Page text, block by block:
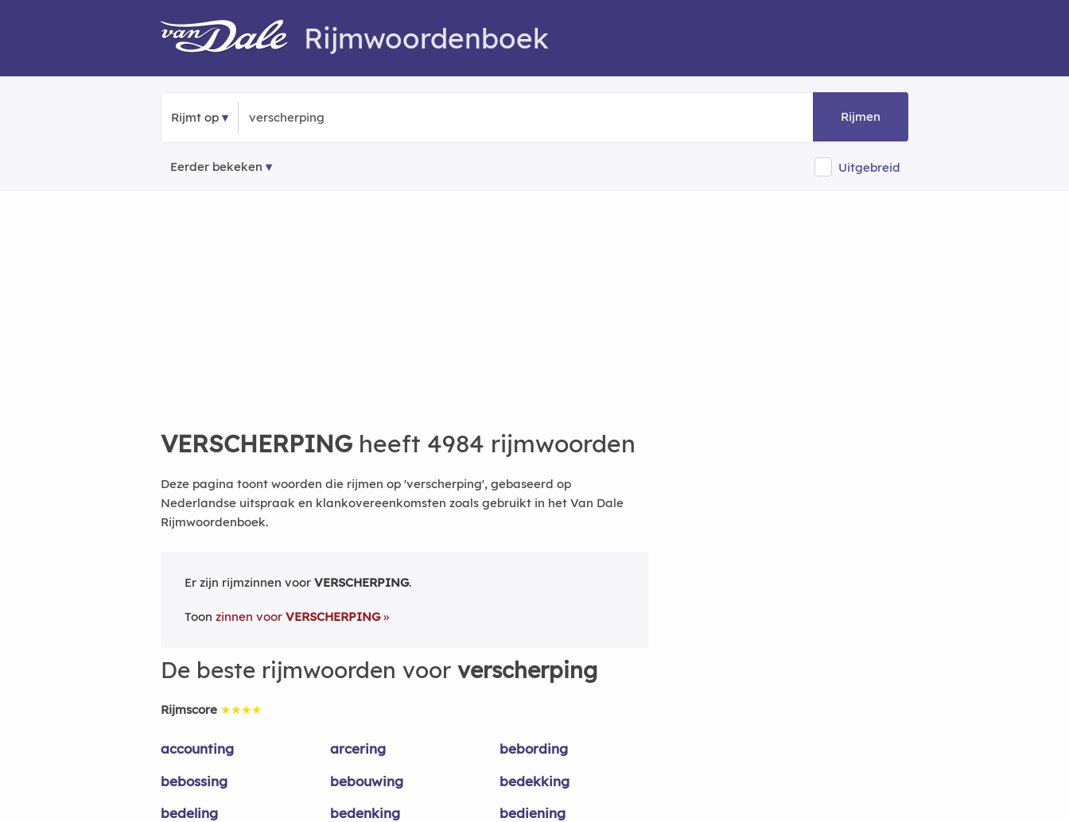
Rijmwoordenboek
Rijmt op Rijmen
Eerder bekeken Uitgebreid
VERSCHERPING heeft 4984 rijmwoorden
Deze pagina toont woorden die rijmen op 'verscherping', gebaseerd op
Nederlandse uitspraak en klankovereenkomsten zoals gebruikt in het Van Dale
Rijmwoordenboek.
Er zijn rijmzinnen voor VERSCHERPING.
Toon zinnen voor VERSCHERPING
De beste rijmwoorden voor verscherping
Rijmscore ★★★★
accounting arcering
bebording
bebossing
bebouwing
bedekking
bedeling
bedenking
bediening